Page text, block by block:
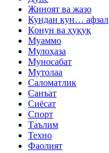
Жиноят ва жазо
Кундан кун… афзал
Қонун ва ҳуқуқ
Муаммо
Мулоҳаза
Муносабат
Мутолаа
Саломатлик
Санъат
Сиёсат
Спорт
Таълим
Техно
Фаолият